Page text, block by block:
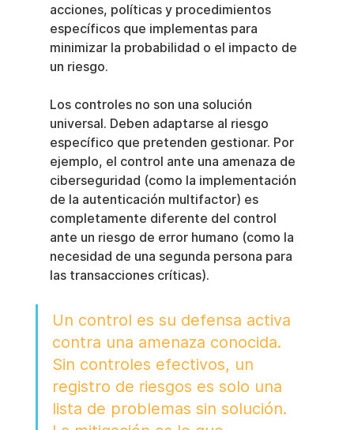
acciones, políticas y procedimientos
específicos que implementas para
minimizar la probabilidad o el impacto de
un riesgo.
Los controles no son una solución
universal. Deben adaptarse al riesgo
específico que pretenden gestionar. Por
ejemplo, el control ante una amenaza de
ciberseguridad (como la implementación
de la autenticación multifactor) es
completamente diferente del control
ante un riesgo de error humano (como la
necesidad de una segunda persona para
las transacciones críticas).
Un control es su defensa activa
contra una amenaza conocida.
Sin controles efectivos, un
registro de riesgos es solo una
lista de problemas sin solución.